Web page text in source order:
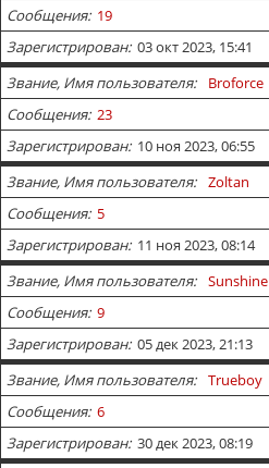
Сообщения 19
Зарегистрирован 03 окт 2023, 15:41
Звание, Имя пользователя
Broforce
Сообщения 23
Зарегистрирован 10 ноя 2023, 06:55
Звание, Имя пользователя
Zoltan
Сообщения 5
Зарегистрирован 11 ноя 2023, 08:14
Звание, Имя пользователя
Sunshine
Сообщения 9
Зарегистрирован 05 дек 2023, 21:13
Звание, Имя пользователя
Trueboy
Сообщения 6
Зарегистрирован 30 дек 2023, 08:19